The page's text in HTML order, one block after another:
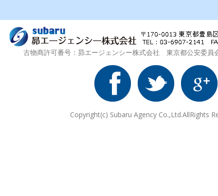
古物商許可番号：昴エージェンシー株式会社 東京都公安委
Copyright(c) Subaru Agency Co.,Ltd.AllRights